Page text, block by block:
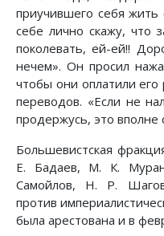
приучившего себя
себе лично скажу, что
поколевать, ей-ей!!
нечем». Он просил
чтобы они оплатили его
переводов. «Если не
продержусь, это вполне
Большевистская
Е. Бадаев, М. К.
Самойлов, Н. Р.
против
была арестована и в